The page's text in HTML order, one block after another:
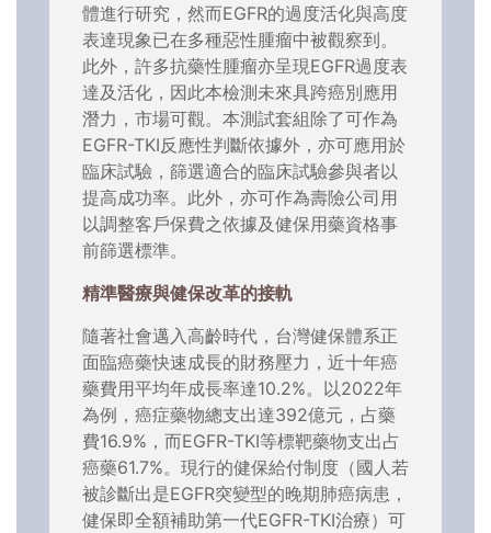
體進行研究，然而EGFR的過度活化與高度
表達現象已在多種惡性腫瘤中被觀察到。
此外，許多抗藥性腫瘤亦呈現EGFR過度表
達及活化，因此本檢測未來具跨癌別應用
潛力，市場可觀。本測試套組除了可作為
EGFR-TKI反應性判斷依據外，亦可應用於
臨床試驗，篩選適合的臨床試驗參與者以
提高成功率。此外，亦可作為壽險公司用
以調整客戶保費之依據及健保用藥資格事
前篩選標準。
精準醫療與健保改革的接軌
隨著社會邁入高齡時代，台灣健保體系正
面臨癌藥快速成長的財務壓力，近十年癌
藥費用平均年成長率達10.2%。以2022年
為例，癌症藥物總支出達392億元，占藥
費16.9%，而EGFR-TKI等標靶藥物支出占
癌藥61.7%。現行的健保給付制度（國人若
被診斷出是EGFR突變型的晚期肺癌病患，
健保即全額補助第一代EGFR-TKI治療）可